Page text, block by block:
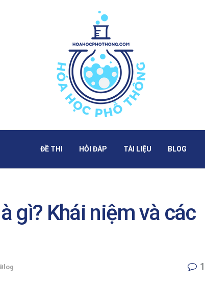
ĐỀ THI HỎI ĐÁP TÀI LIỆU BLOG
gì? Khái niệm và các
Blog 1